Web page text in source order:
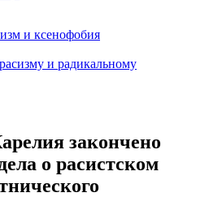
и ксенофобия
и радикальному
закончено
о расистском